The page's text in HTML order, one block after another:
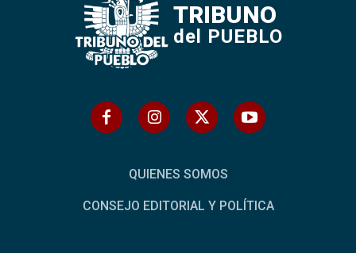
TRIBUNO
del PUEBLO
QUIENES SOMOS
CONSEJO EDITORIAL Y POLÍTICA